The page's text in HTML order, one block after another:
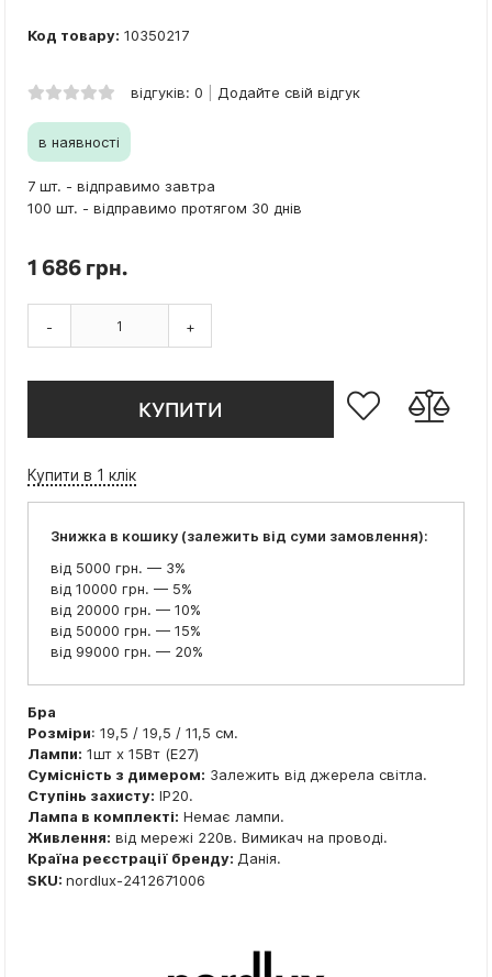
Код товару: 10350217
відгуків: 0 Додайте свій відгук
в наявності
7 шт. - відправимо завтра
100 шт. - відправимо протягом 30 днів
1 686 грн.
- +
КУПИТИ
Купити в 1 клік
Знижка в кошику (залежить від суми замовлення):
від 5000 грн. — 3%
від 10000 грн. — 5%
від 20000 грн. — 10%
від 50000 грн. — 15%
від 99000 грн. — 20%
Бра
Розміри: 19,5 / 19,5 / 11,5 см.
Лампи: 1шт x 15Вт (E27)
Сумісність з димером: Залежить від джерела світла.
Ступінь захисту: IP20.
Лампа в комплекті: Немає лампи.
Живлення: від мережі 220в. Вимикач на проводі.
Країна реєстрації бренду: Данія.
SKU: nordlux-2412671006